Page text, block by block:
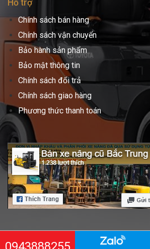
Hỗ trợ
Chính sách bán hàng
Chính sách vận chuyển
Bảo hành sản phẩm
Bảo mật thông tin
Chính sách đổi trả
Chính sách giao hàng
Phương thức thanh toán